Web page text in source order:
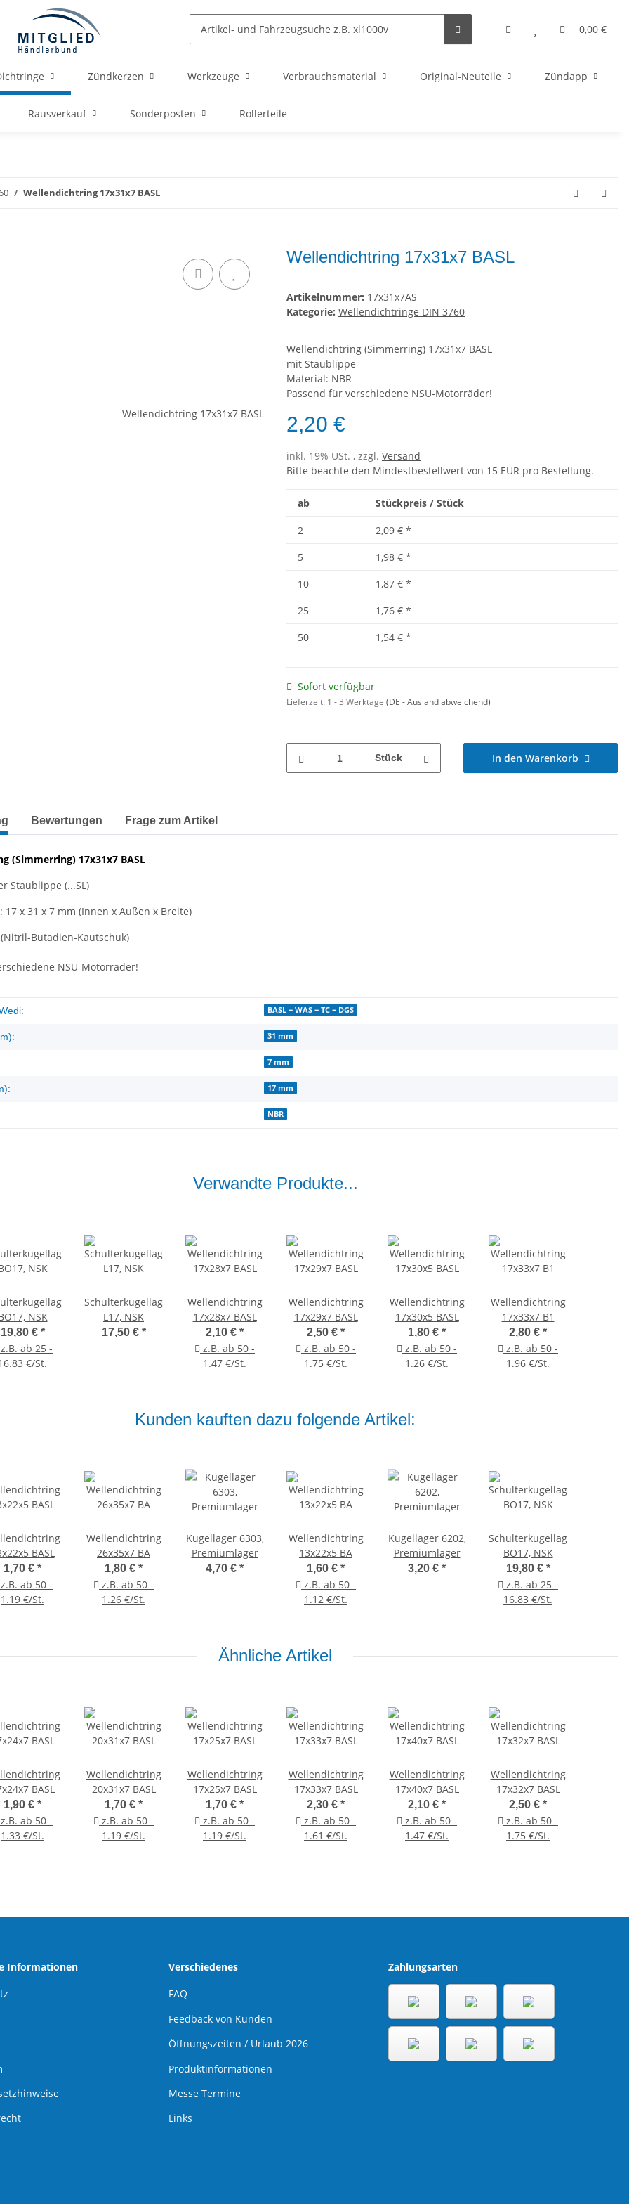
0,00 €
Zündkerzen Werkzeuge Verbrauchsmaterial Original-Neuteile Zündapp
Rausverkauf Sonderposten Rollerteile
Wellendichtring 17x31x7 BASL
Wellendichtring 17x31x7 BASL
Artikelnummer: 17x31x7AS
Kategorie: Wellendichtringe DIN 3760
Wellendichtring (Simmerring) 17x31x7 BASL
mit Staublippe
Material: NBR
Passend für verschiedene NSU-Motorräder!
2,20 €
inkl. 19% USt. , zzgl. Versand
Bitte beachte den Mindestbestellwert von 15 EUR pro Bestellung.
ab Stückpreis / Stück
2 2,09 € *
5
1,98 € *
10
1,87 € *
25
1,76 € *
50
1,54 € *
Sofort verfügbar
Lieferzeit: 1 - 3 Werktage (DE - Ausland abweichend)
Stück In den Warenkorb
anzeigen
Bewertungen Frage zum Artikel
(Simmerring) 17x31x7 BASL
Staublippe (...SL)
17 x 31 x 7 mm (Innen x Außen x Breite)
Butadien-Kautschuk)
NSU-Motorräder!
BASL = WAS = TC = DGS
31 mm
7 mm
17 mm
NBR
Verwandte Produkte...
NSK
19,80 € *
z.B. ab 25 -
€/St.
Schulterkugellager
L17, NSK
17,50 € *
Wellendichtring
17x28x7 BASL
2,10 € *
z.B. ab 50 -
1.47 €/St.
Wellendichtring
17x29x7 BASL
2,50 € *
z.B. ab 50 -
1.75 €/St.
Wellendichtring
17x30x5 BASL
1,80 € *
z.B. ab 50 -
1.26 €/St.
Wellendichtring
17x33x7 B1
2,80 € *
z.B. ab 50 -
1.96 €/St.
Kunden kauften dazu folgende Artikel:
BASL
1,70 € *
z.B. ab 50 -
1.19 €/St.
Wellendichtring
26x35x7 BA
1,80 € *
z.B. ab 50 -
1.26 €/St.
Kugellager 6303,
Premiumlager
4,70 € *
Wellendichtring
13x22x5 BA
1,60 € *
z.B. ab 50 -
1.12 €/St.
Kugellager 6202,
Premiumlager
3,20 € *
Schulterkugellager
BO17, NSK
19,80 € *
z.B. ab 25 -
16.83 €/St.
Ähnliche Artikel
BASL
1,90 € *
z.B. ab 50 -
1.33 €/St.
Wellendichtring
20x31x7 BASL
1,70 € *
z.B. ab 50 -
1.19 €/St.
Wellendichtring
17x25x7 BASL
1,70 € *
z.B. ab 50 -
1.19 €/St.
Wellendichtring
17x33x7 BASL
2,30 € *
z.B. ab 50 -
1.61 €/St.
Wellendichtring
17x40x7 BASL
2,10 € *
z.B. ab 50 -
1.47 €/St.
Wellendichtring
17x32x7 BASL
2,50 € *
z.B. ab 50 -
1.75 €/St.
Informationen Verschiedenes
FAQ
Feedback von Kunden
Öffnungszeiten / Urlaub 2026
Produktinformationen
Messe Termine
Links
Zahlungsarten